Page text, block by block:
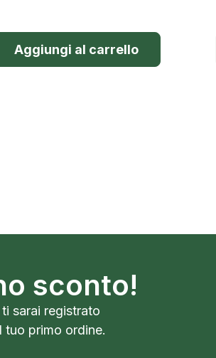
Aggiungi al carrello
sconto!
sarai registrato
tuo primo ordine.